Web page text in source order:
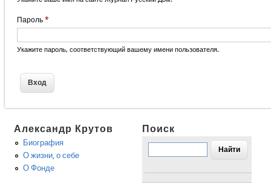
Пароль *
Укажите пароль, соответствующий вашему имени пользователя.
Александр Крутов
Биография
О жизни, о себе
О Фонде
Поиск